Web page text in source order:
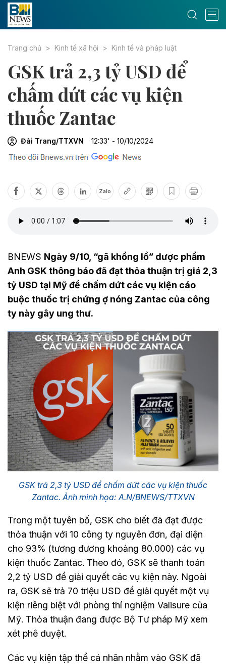
Trang chủ Kinh tế xã hội Kinh tế và pháp luật
GSK trả 2,3 tỷ USD để
chấm dứt các vụ kiện
thuốc Zantac
Đài Trang/TTXVN 12:33' - 10/10/2024
Zalo
BNEWS Ngày 9/10, “gã khổng lồ” dược phẩm
Anh GSK thông báo đã đạt thỏa thuận trị giá 2,3
tỷ USD tại Mỹ để chấm dứt các vụ kiện cáo
buộc thuốc trị chứng ợ nóng Zantac của công
ty này gây ung thư.
GSK trả 2,3 tỷ USD để chấm dứt các vụ kiện thuốc
Zantac. Ảnh minh họa: A.N/BNEWS/TTXVN
Trong một tuyên bố, GSK cho biết đã đạt được
thỏa thuận với 10 công ty nguyên đơn, đại diện
cho 93% (tương đương khoảng 80.000) các vụ
kiện thuốc Zantac. Theo đó, GSK sẽ thanh toán
2,2 tỷ USD để giải quyết các vụ kiện này. Ngoài
ra, GSK sẽ trả 70 triệu USD để giải quyết một vụ
kiện riêng biệt với phòng thí nghiệm Valisure của
Mỹ. Thỏa thuận đang được Bộ Tư pháp Mỹ xem
xét phê duyệt.
Các vụ kiện tập thể cá nhân nhằm vào GSK đã